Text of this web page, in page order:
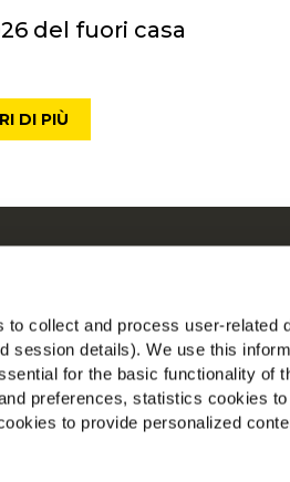
collect and process user-related
session details). We use this
for the basic functionality of
preferences, statistics cookies
to provide personalized
del fuori casa
DI PIÙ